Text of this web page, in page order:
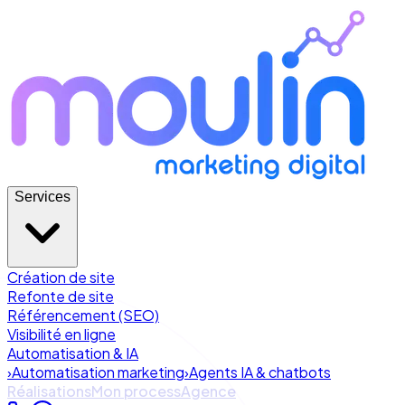
Services
Création de site
Refonte de site
Référencement (SEO)
Visibilité en ligne
Automatisation & IA
›Automatisation marketing›Agents IA & chatbots
RéalisationsMon processAgence